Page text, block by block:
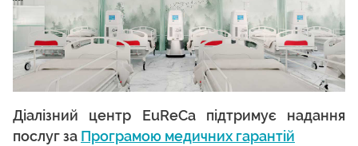
Діалізний центр EuReCa підтримує надання
послуг за Програмою медичних гарантій